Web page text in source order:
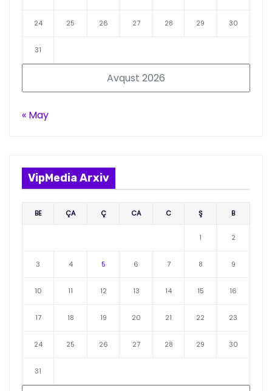
Avqust 2026
24 25 26 27 28 29 30
31
« May
VipMedia Arxiv
BE ÇA Ç CA C Ş B
1 2
3 4 5 6 7 8 9
10 11 12 13 14 15 16
17 18 19 20 21 22 23
24 25 26 27 28 29 30
31